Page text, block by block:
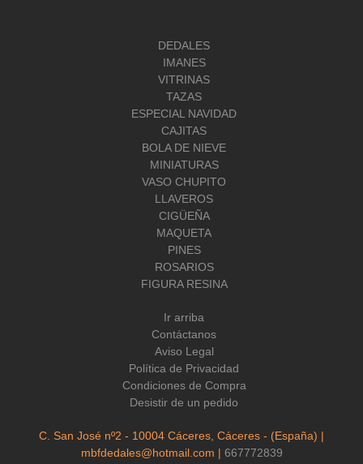
DEDALES
IMANES
VITRINAS
TAZAS
ESPECIAL NAVIDAD
CAJITAS
BOLA DE NIEVE
MINIATURAS
VASO CHUPITO
LLAVEROS
CIGÜEÑA
MAQUETA
PINES
ROSARIOS
FIGURA RESINA
Ir arriba
Contáctanos
Aviso Legal
Política de Privacidad
Condiciones de Compra
Desistir de un pedido
C. San José nº2 - 10004 Cáceres, Cáceres - (España) |
mbfdedales@hotmail.com | 667772839